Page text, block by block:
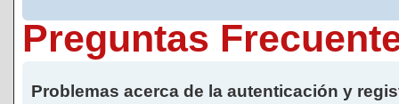
Preguntas
Problemas acerca de la autenticación y